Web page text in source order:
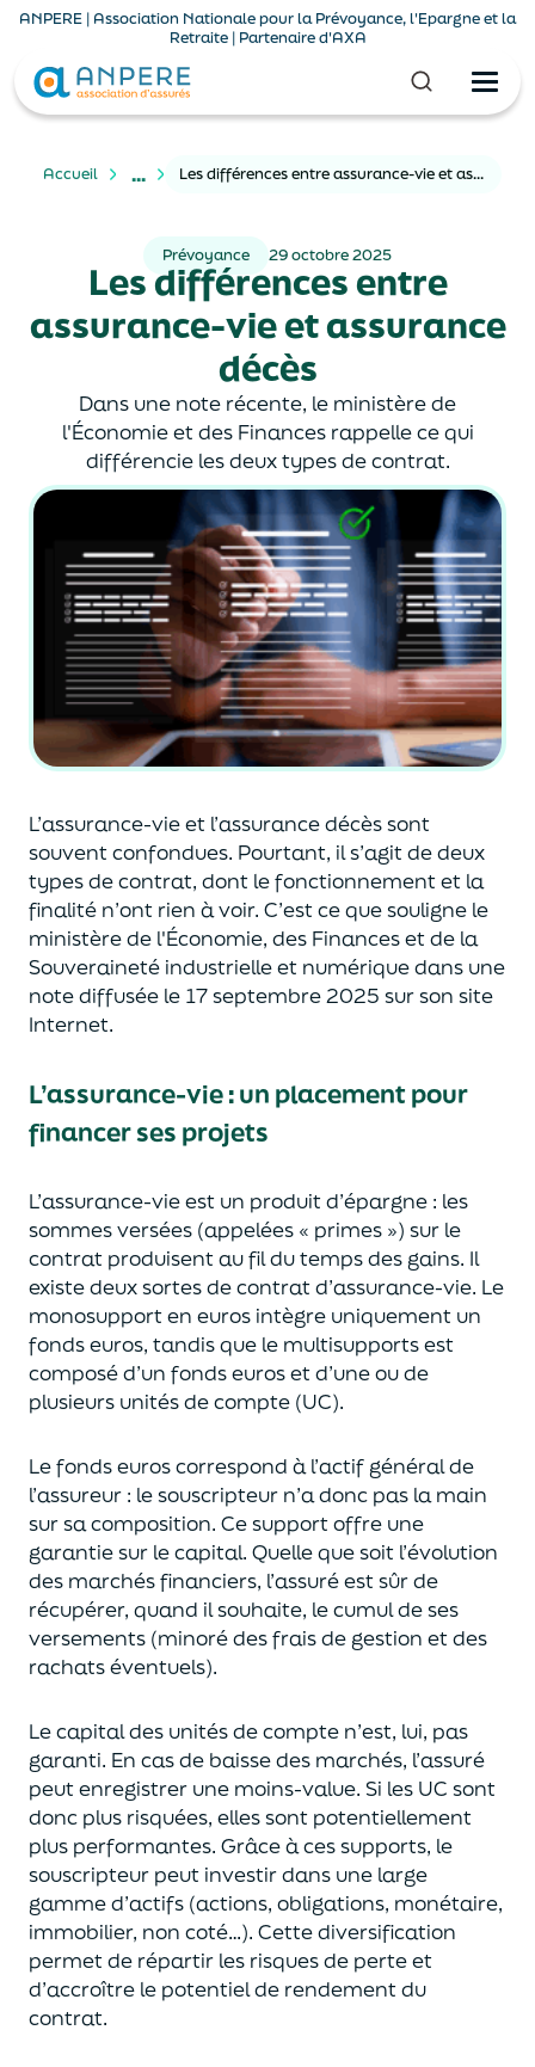
ANPERE | Association Nationale pour la Prévoyance, l'Epargne et la
Retraite | Partenaire d'AXA
Accueil ... Les différences entre assurance-vie et assurance décès
Prévoyance 29 octobre 2025
Les différences entre
assurance-vie et assurance
décès
Dans une note récente, le ministère de
l'Économie et des Finances rappelle ce qui
différencie les deux types de contrat.
L’assurance-vie et l’assurance décès sont
souventconfondues. Pourtant, il s’agit de deux
types de contrat, dont le fonctionnement et la
finalité n’ont rien à voir. C’est ce que souligne le
ministère de l'Économie, des Financeset de la
Souveraineté industrielle et numériquedans une
note diffusée le 17 septembre 2025 sur son site
Internet.
L’assurance-vie : un placement pour
financer ses projets
L’assurance-vie est un produit d’épargne : les
sommes versées (appelées « primes ») sur le
contrat produisent au fil du temps des gains. Il
existe deux sortesde contrat d’assurance-vie. Le
monosupport en euros intègre uniquement un
fonds euros, tandis que le multisupports est
composé d’un fonds euros et d’une ou de
plusieurs unités de compte (UC).
Le fonds euros correspond à l’actif général de
l’assureur : le souscripteur n’a donc pas la main
sur sa composition. Ce support offre une
garantie sur le capital. Quelle que soit l’évolution
des marchés financiers, l’assuré est sûr de
récupérer, quand il souhaite, le cumul de ses
versements (minoré des frais de gestion et des
rachats éventuels).
Le capital des unités de compte n’est, lui, pas
garanti. En casde baisse des marchés, l’assuré
peut enregistrer une moins-value. Si les UC sont
donc plus risquées, elles sont potentiellement
plus performantes. Grâce à ces supports, le
souscripteur peut investir dans une large
gamme d’actifs (actions, obligations, monétaire,
immobilier, non coté…). Cette diversification
permet de répartir les risques de perte et
d’accroître le potentielde rendement du
contrat.